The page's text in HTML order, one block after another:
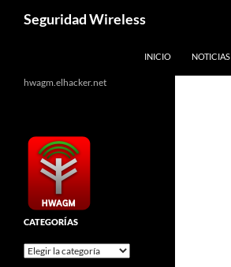
Seguridad Wireless
INICIO NOTICIAS
hwagm.elhacker.net
CATEGORÍAS
Categorías